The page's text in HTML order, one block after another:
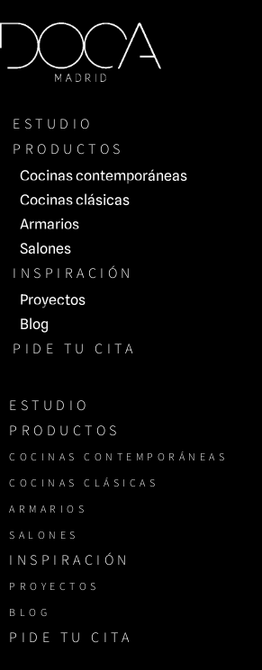
Saltar
al
ESTUDIO
PRODUCTOS
Cocinas contemporáneas
Cocinas clásicas
Armarios
Salones
INSPIRACIÓN
Proyectos
Blog
PIDE TU CITA
ESTUDIO
PRODUCTOS
COCINAS CONTEMPORÁNEAS
COCINAS CLÁSICAS
ARMARIOS
SALONES
INSPIRACIÓN
PROYECTOS
BLOG
PIDE TU CITA